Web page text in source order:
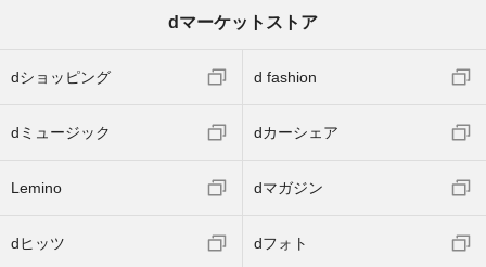
dマーケットストア
dショッピング d fashion
dミュージック dカーシェア
Lemino dマガジン
dヒッツ dフォト